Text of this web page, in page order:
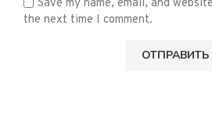
Save my name, email, and
the next time I comment.